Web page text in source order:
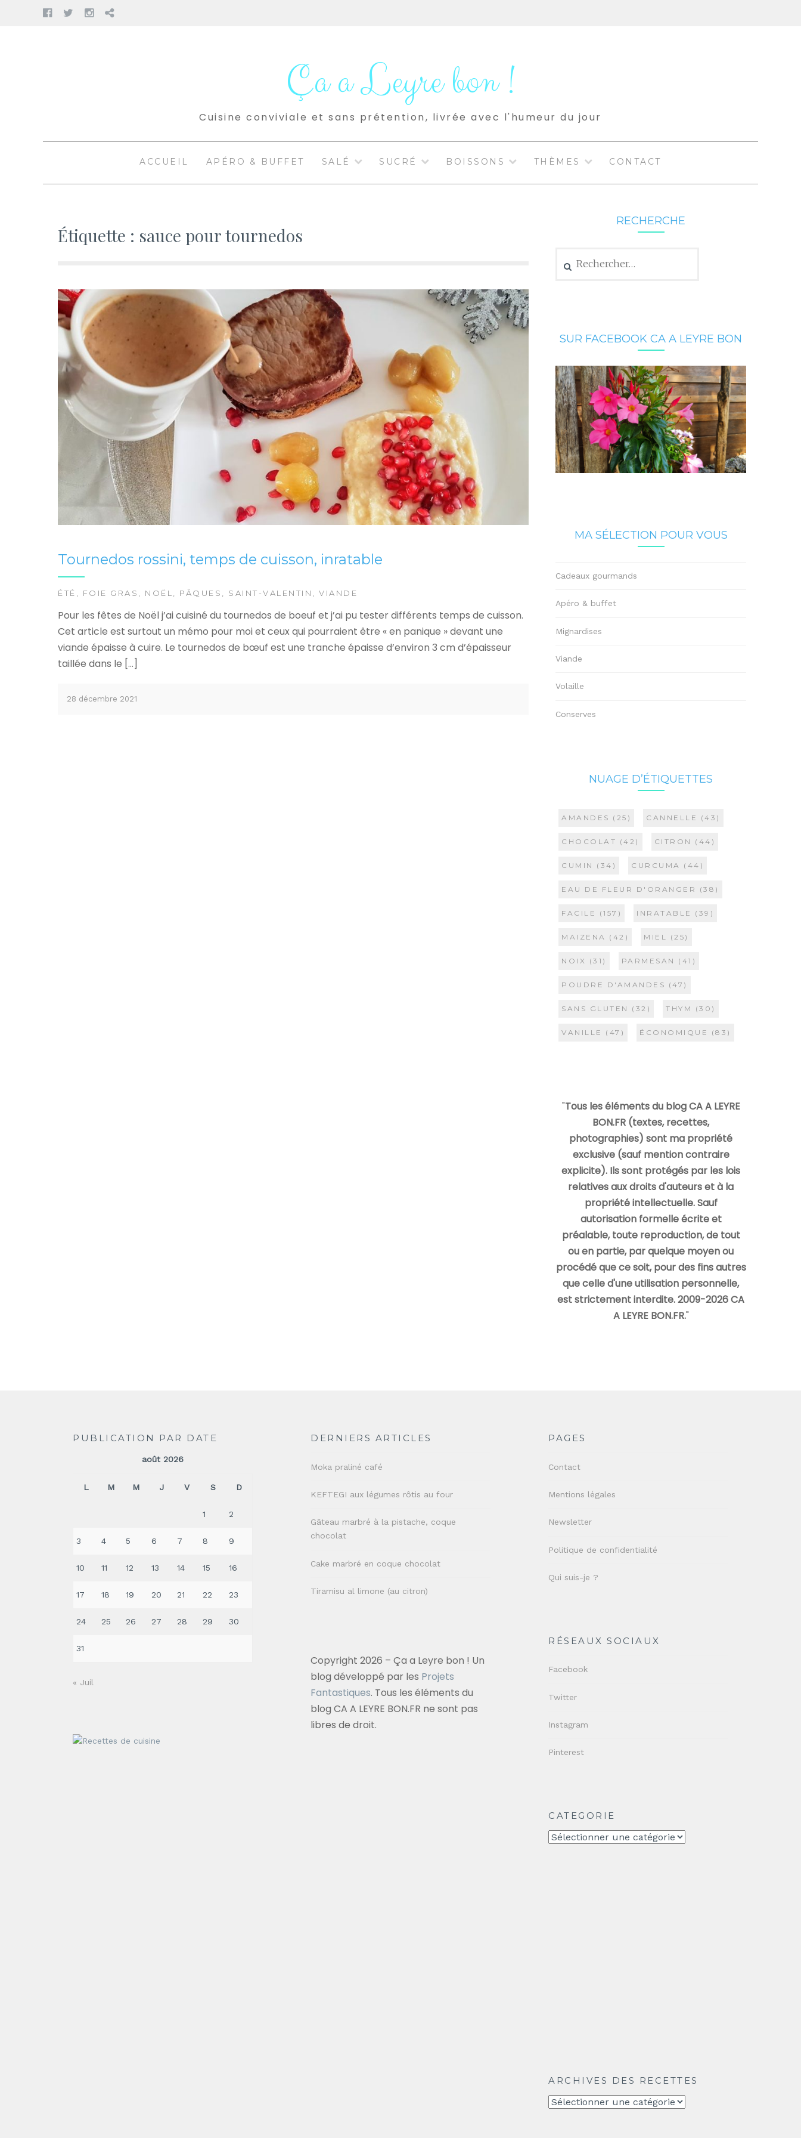
FacebookTwitter
Instagram
Pinterest
Ça a Leyre bon !
Cuisine conviviale et sans prétention, livrée avec l'humeur du jour
ACCUEIL APÉRO & BUFFET SALÉ SUCRÉ BOISSONS THÈMES CONTACT
Étiquette : sauce pour tournedos
Tournedos rossini, temps de cuisson, inratable
ÉTÉ FOIE GRAS NOËL PÂQUES SAINT-VALENTIN VIANDE
Pour les fêtes de Noël j’ai cuisiné du tournedos de boeuf et j’ai pu tester différents temps de cuisson.
Cet article est surtout un mémo pour moi et ceux qui pourraient être « en panique » devant une
viande épaisse à cuire. Le tournedos de bœuf est une tranche épaisse d’environ 3 cm d’épaisseur
taillée dans le […]
28 décembre 2021
RECHERCHE
SUR FACEBOOK CA A LEYRE BON
MA SÉLECTION POUR VOUS
Cadeaux gourmands
Apéro & buffet
Mignardises
Viande
Volaille
Conserves
NUAGE D’ÉTIQUETTES
AMANDES (25) CANNELLE (43)
CHOCOLAT (42) CITRON (44)
CUMIN (34) CURCUMA (44)
EAU DE FLEUR D'ORANGER (38)
FACILE (157) INRATABLE (39)
MAIZENA (42) MIEL (25)
NOIX (31) PARMESAN (41)
POUDRE D'AMANDES (47)
SANS GLUTEN (32) THYM (30)
VANILLE (47) ÉCONOMIQUE (83)
"Tous les éléments du blog CA A LEYRE
BON.FR (textes, recettes,
photographies) sont ma propriété
exclusive (sauf mention contraire
explicite). Ils sont protégés par les lois
relatives aux droits d'auteurs et à la
propriété intellectuelle. Sauf
autorisation formelle écrite et
préalable, toute reproduction, de tout
ou en partie, par quelque moyen ou
procédé que ce soit, pour des fins autres
que celle d'une utilisation personnelle,
est strictement interdite. 2009-2026 CA
A LEYRE BON.FR."
PUBLICATION PAR DATE
août 2026
L M M J V S D
1 2
3 4 5 6 7 8 9
10 11 12 13 14 15 16
17 18 19 20 21 22 23
24 25 26 27 28 29 30
31
« Juil
DERNIERS ARTICLES
Moka praliné café
KEFTEGI aux légumes rôtis au four
Gâteau marbré à la pistache, coque
chocolat
Cake marbré en coque chocolat
Tiramisu al limone (au citron)
Copyright 2026 – Ça a Leyre bon ! Un
blog développé par les Projets
Fantastiques. Tous les éléments du
blog CA A LEYRE BON.FR ne sont pas
libres de droit.
PAGES
Contact
Mentions légales
Newsletter
Politique de confidentialité
Qui suis-je ?
RÉSEAUX SOCIAUX
Facebook
Twitter
Instagram
Pinterest
CATEGORIE
CATEGORIE
ARCHIVES DES RECETTES
Archives